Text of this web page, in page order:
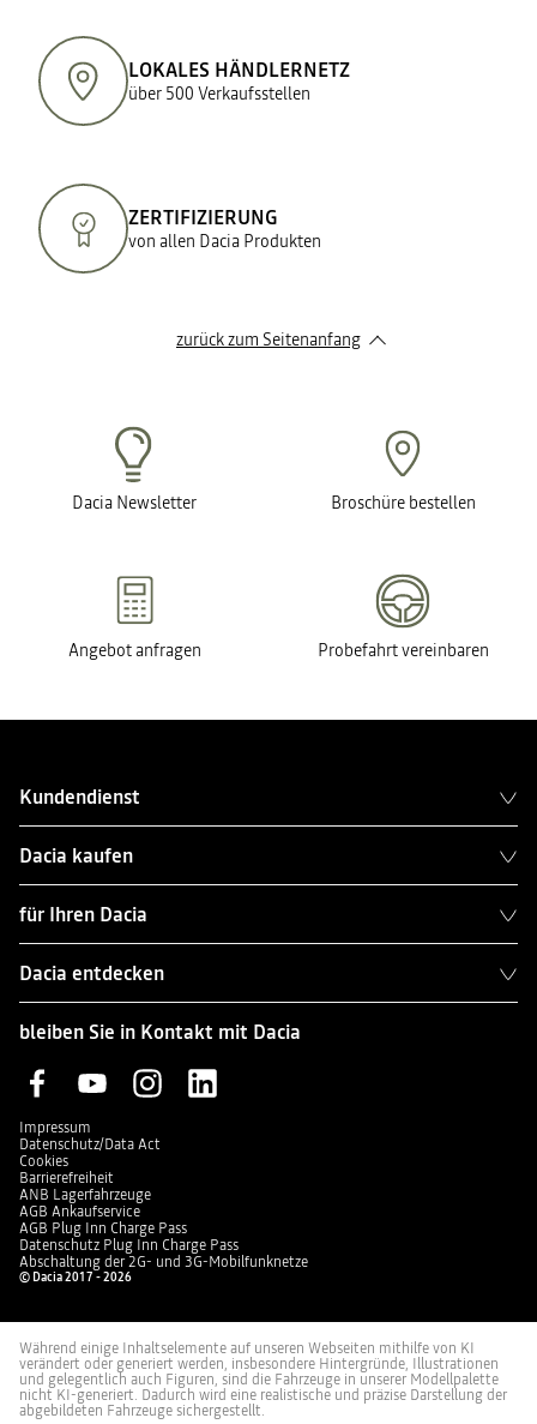
LOKALES HÄNDLERNETZ
über 500 Verkaufsstellen
ZERTIFIZIERUNG
von allen Dacia Produkten
zurück zum Seitenanfang
Dacia Newsletter Broschüre bestellen
Angebot anfragen Probefahrt vereinbaren
Kundendienst
Dacia kaufen
für Ihren Dacia
Dacia entdecken
bleiben Sie in Kontakt mit Dacia
Impressum
Datenschutz/Data Act
Cookies
Barrierefreiheit
ANB Lagerfahrzeuge
AGB Ankaufservice
AGB Plug Inn Charge Pass
Datenschutz Plug Inn Charge Pass
Abschaltung der 2G- und 3G-Mobilfunknetze
© Dacia 2017 - 2026
Während einige Inhaltselemente auf unseren Webseiten mithilfe von KI
verändert oder generiert werden, insbesondere Hintergründe, Illustrationen
und gelegentlich auch Figuren, sind die Fahrzeuge in unserer Modellpalette
nicht KI-generiert. Dadurch wird eine realistische und präzise Darstellung der
abgebildeten Fahrzeuge sichergestellt.